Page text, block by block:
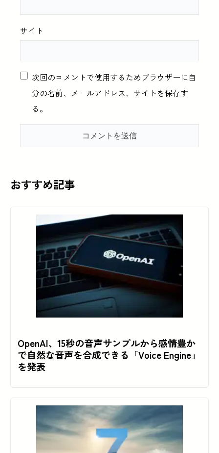
サイト
次回のコメントで使用するためブラウザーに自
分の名前、メールアドレス、サイトを保存す
る。
おすすめ記事
OpenAI、15秒の音声サンプルから感情豊か
で自然な音声を合成できる「Voice Engine」
を発表